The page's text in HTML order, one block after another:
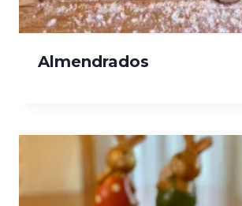
Almendrados